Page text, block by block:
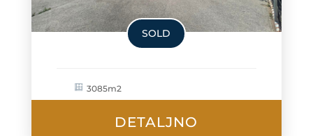
SOLD
3085m2
DETALJNO